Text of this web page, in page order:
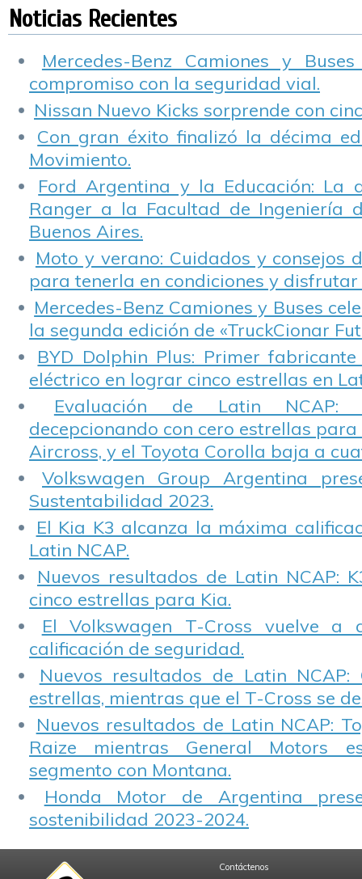
primer ‘Women
Leadership Forum»
la Ciudad de La
Plata
Noticias Recientes
Mercedes-Benz Camiones y
compromiso con la seguridad vial.
Nissan Nuevo Kicks sorprende con
Con gran éxito finalizó la décima
Movimiento.
Ford Argentina y la Educación: La
Ranger a la Facultad de Ingeniería
Buenos Aires.
Moto y verano: Cuidados y consejos
para tenerla en condiciones y disfrutar
Mercedes-Benz Camiones y Buses
la segunda edición de «TruckCionar
BYD Dolphin Plus: Primer
eléctrico en lograr cinco estrellas en
Evaluación de Latin NCAP:
decepcionando con cero estrellas para
Aircross, y el Toyota Corolla baja a
Volkswagen Group Argentina
Sustentabilidad 2023.
El Kia K3 alcanza la máxima
Latin NCAP.
Nuevos resultados de Latin NCAP:
cinco estrellas para Kia.
El Volkswagen T-Cross vuelve a
calificación de seguridad.
Nuevos resultados de Latin NCAP:
estrellas, mientras que el T-Cross se
Nuevos resultados de Latin NCAP:
Raize mientras General Motors
segmento con Montana.
Honda Motor de Argentina
sostenibilidad 2023-2024.
Contáctenos